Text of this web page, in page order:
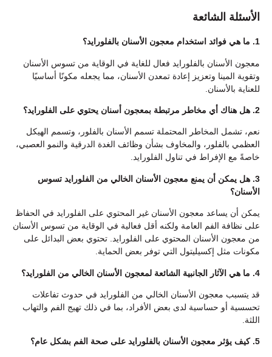
الأسئلة الشائعة
1. ما هي فوائد استخدام معجون الأسنان بالفلورايد؟
معجون الأسنان بالفلورايد فعال للغاية في الوقاية من تسوس الأسنان
وتقوية المينا وتعزيز إعادة تمعدن الأسنان، مما يجعله مكونًا أساسيًا
للعناية بالأسنان.
2. هل هناك أي مخاطر مرتبطة بمعجون أسنان يحتوي على الفلورايد؟
نعم، تشمل المخاطر المحتملة تسمم الأسنان بالفلور، وتسمم الهيكل
العظمي بالفلور، والمخاوف بشأن وظائف الغدة الدرقية والنمو العصبي،
خاصةً مع الإفراط في تناول الفلورايد.
3. هل يمكن أن يمنع معجون الأسنان الخالي من الفلورايد تسوس
الأسنان؟
يمكن أن يساعد معجون الأسنان غير المحتوي على الفلورايد في الحفاظ
على نظافة الفم العامة ولكنه أقل فعالية في الوقاية من تسوس الأسنان
من معجون الأسنان المحتوي على الفلورايد. تحتوي بعض البدائل على
مكونات مثل إكسيليتول التي توفر بعض الحماية.
4. ما هي الآثار الجانبية الشائعة لمعجون الأسنان الخالي من الفلورايد؟
قد يتسبب معجون الأسنان الخالي من الفلورايد في حدوث تفاعلات
تحسسية أو حساسية لدى بعض الأفراد، بما في ذلك تهيج الفم والتهاب
اللثة.
5. كيف يؤثر معجون الأسنان بالفلورايد على صحة الفم بشكل عام؟